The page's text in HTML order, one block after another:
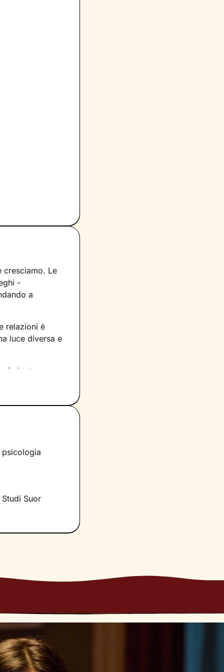
cresciamo. Le
-
a
relazioni è
luce diversa e
che tu possa
attraverso la
delle
psicologia
Suor